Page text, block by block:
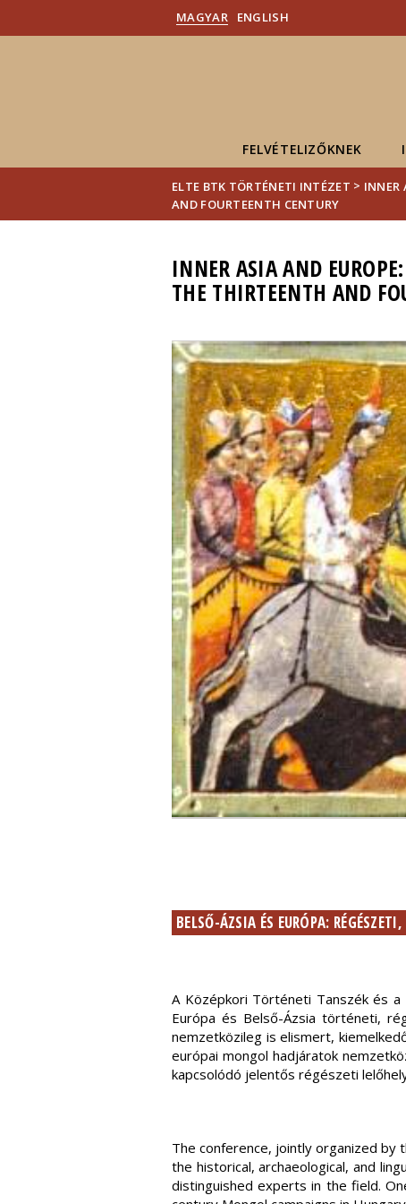
MAGYAR ENGLISH
FELVÉTELIZŐKNEK
ELTE BTK TÖRTÉNETI INTÉZET > INNER
AND FOURTEENTH CENTURY
INNER ASIA AND
THE THIRTEENTH AND
BELSŐ-ÁZSIA ÉS EURÓPA:
A Középkori Történeti Tanszék és a
Európa és Belső-Ázsia történeti,
nemzetközileg is elismert,
európai mongol hadjáratok
kapcsolódó jelentős régészeti
The conference, jointly organized by
the historical, archaeological, and
distinguished experts in the field.